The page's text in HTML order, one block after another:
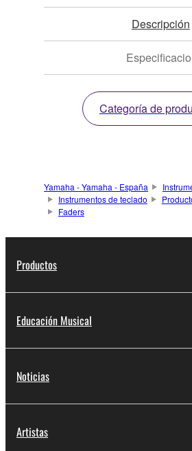
Descripción
Categoría de
Yamaha - Yamaha - España
Instrumentos de teclado
Faders
Productos
Educación Musical
Noticias
Artistas